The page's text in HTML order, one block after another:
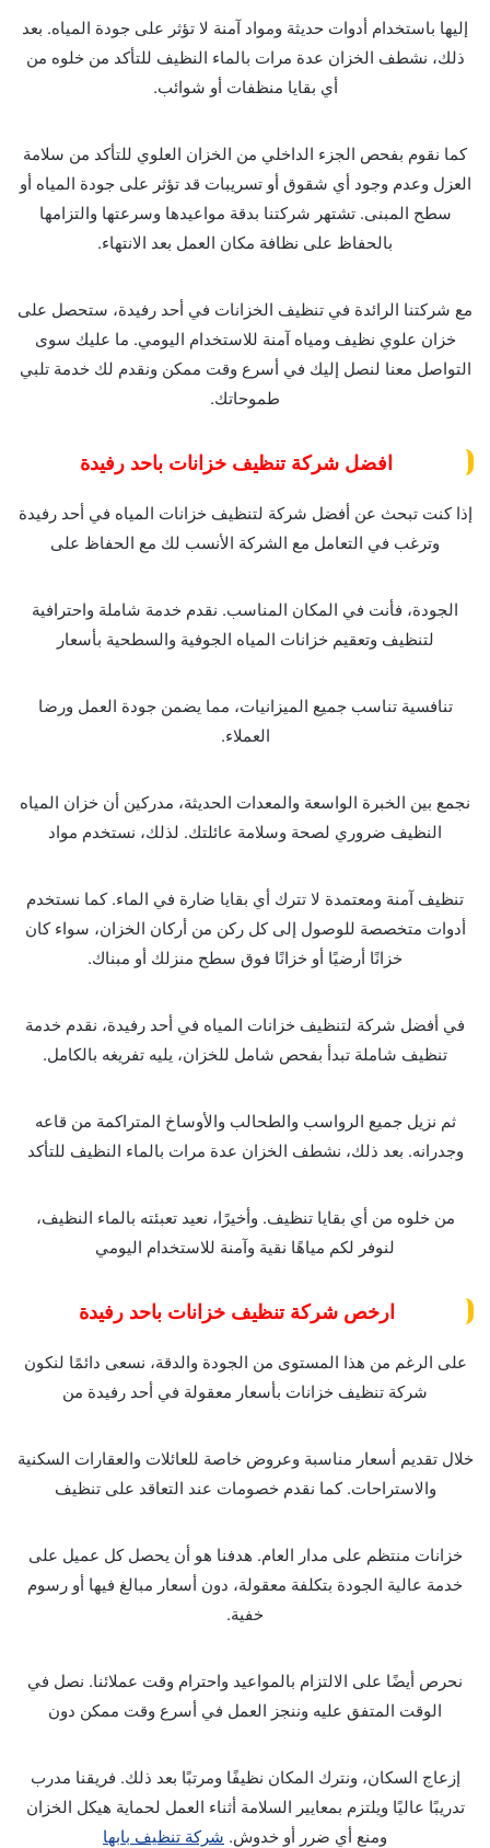
إليها باستخدام أدوات حديثة ومواد آمنة لا تؤثر على جودة المياه. بعد
ذلك، نشطف الخزان عدة مرات بالماء النظيف للتأكد من خلوه من
أي بقايا منظفات أو شوائب.
كما نقوم بفحص الجزء الداخلي من الخزان العلوي للتأكد من سلامة
العزل وعدم وجود أي شقوق أو تسريبات قد تؤثر على جودة المياه أو
سطح المبنى. تشتهر شركتنا بدقة مواعيدها وسرعتها والتزامها
بالحفاظ على نظافة مكان العمل بعد الانتهاء.
مع شركتنا الرائدة في تنظيف الخزانات في أحد رفيدة، ستحصل على
خزان علوي نظيف ومياه آمنة للاستخدام اليومي. ما عليك سوى
التواصل معنا لنصل إليك في أسرع وقت ممكن ونقدم لك خدمة تلبي
طموحاتك.
افضل شركة تنظيف خزانات باحد رفيدة
إذا كنت تبحث عن أفضل شركة لتنظيف خزانات المياه في أحد رفيدة
وترغب في التعامل مع الشركة الأنسب لك مع الحفاظ على
الجودة، فأنت في المكان المناسب. نقدم خدمة شاملة واحترافية
لتنظيف وتعقيم خزانات المياه الجوفية والسطحية بأسعار
تنافسية تناسب جميع الميزانيات، مما يضمن جودة العمل ورضا
العملاء.
نجمع بين الخبرة الواسعة والمعدات الحديثة، مدركين أن خزان المياه
النظيف ضروري لصحة وسلامة عائلتك. لذلك، نستخدم مواد
تنظيف آمنة ومعتمدة لا تترك أي بقايا ضارة في الماء. كما نستخدم
أدوات متخصصة للوصول إلى كل ركن من أركان الخزان، سواء كان
خزانًا أرضيًا أو خزانًا فوق سطح منزلك أو مبناك.
في أفضل شركة لتنظيف خزانات المياه في أحد رفيدة، نقدم خدمة
تنظيف شاملة تبدأ بفحص شامل للخزان، يليه تفريغه بالكامل.
ثم نزيل جميع الرواسب والطحالب والأوساخ المتراكمة من قاعه
وجدرانه. بعد ذلك، نشطف الخزان عدة مرات بالماء النظيف للتأكد
من خلوه من أي بقايا تنظيف. وأخيرًا، نعيد تعبئته بالماء النظيف،
لنوفر لكم مياهًا نقية وآمنة للاستخدام اليومي
ارخص شركة تنظيف خزانات باحد رفيدة
على الرغم من هذا المستوى من الجودة والدقة، نسعى دائمًا لنكون
شركة تنظيف خزانات بأسعار معقولة في أحد رفيدة من
خلال تقديم أسعار مناسبة وعروض خاصة للعائلات والعقارات السكنية
والاستراحات. كما نقدم خصومات عند التعاقد على تنظيف
خزانات منتظم على مدار العام. هدفنا هو أن يحصل كل عميل على
خدمة عالية الجودة بتكلفة معقولة، دون أسعار مبالغ فيها أو رسوم
خفية.
نحرص أيضًا على الالتزام بالمواعيد واحترام وقت عملائنا. نصل في
الوقت المتفق عليه وننجز العمل في أسرع وقت ممكن دون
إزعاج السكان، ونترك المكان نظيفًا ومرتبًا بعد ذلك. فريقنا مدرب
تدريبًا عاليًا ويلتزم بمعايير السلامة أثناء العمل لحماية هيكل الخزان
ومنع أي ضرر أو خدوش. شركة تنظيف بابها